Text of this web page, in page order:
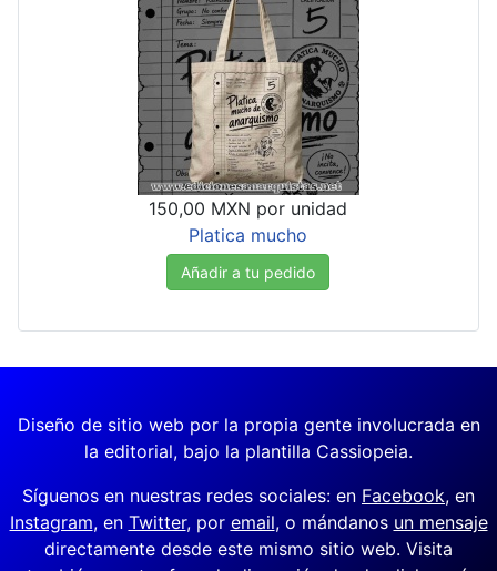
150,00 MXN por unidad
Platica mucho
Añadir a tu pedido
Diseño de sitio web por la propia gente involucrada en
la editorial, bajo la plantilla Cassiopeia.
Síguenos en nuestras redes sociales: en Facebook, en
Instagram, en Twitter, por email, o mándanos un mensaje
directamente desde este mismo sitio web. Visita